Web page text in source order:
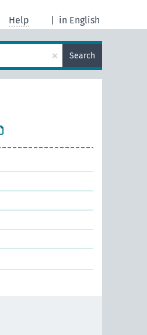
in English
Help
× Search